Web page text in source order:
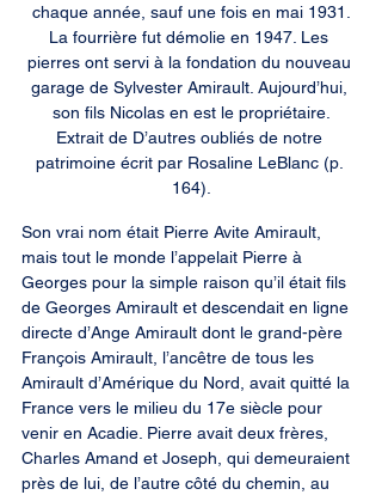
chaque année, sauf une fois en mai 1931.
La fourrière fut démolie en 1947. Les
pierres ont servi à la fondation du nouveau
garage de Sylvester Amirault. Aujourd’hui,
son fils Nicolas en est le propriétaire.
Extrait de D’autres oubliés de notre
patrimoine écrit par Rosaline LeBlanc (p.
164).
Son vrai nom était Pierre Avite Amirault,
mais tout le monde l’appelait Pierre à
Georges pour la simple raison qu’il était fils
de Georges Amirault et descendait en ligne
directe d’Ange Amirault dont le grand-père
François Amirault, l’ancêtre de tous les
Amirault d’Amérique du Nord, avait quitté la
France vers le milieu du 17e siècle pour
venir en Acadie. Pierre avait deux frères,
Charles Amand et Joseph, qui demeuraient
près de lui, de l’autre côté du chemin, au